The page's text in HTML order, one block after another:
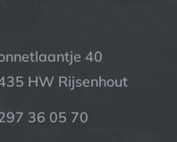
40
HW Rijsenhout
36 05 70